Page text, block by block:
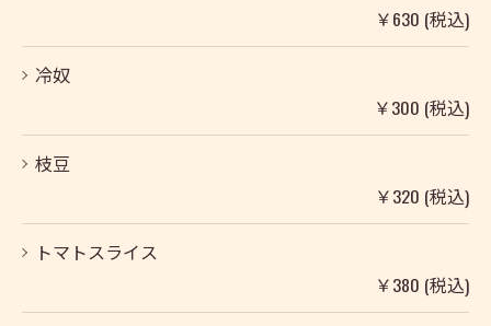
￥630 (税込)
冷奴
￥300 (税込)
枝豆
￥320 (税込)
トマトスライス
￥380 (税込)